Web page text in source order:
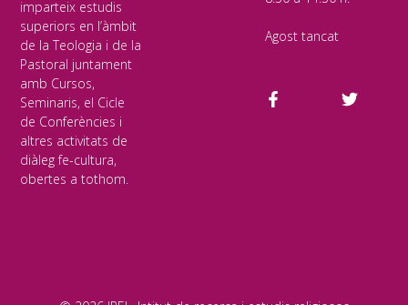
imparteix estudis
superiors en l’àmbit
de la Teologia i de la
Pastoral juntament
amb Cursos,
Seminaris, el Cicle
de Conferències i
altres activitats de
diàleg fe-cultura,
obertes a tothom.
Agost tancat